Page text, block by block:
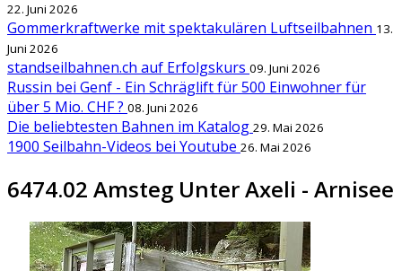
22. Juni 2026
Gommerkraftwerke mit spektakulären Luftseilbahnen 13.
Juni 2026
standseilbahnen.ch auf Erfolgskurs 09. Juni 2026
Russin bei Genf - Ein Schräglift für 500 Einwohner für
über 5 Mio. CHF ? 08. Juni 2026
Die beliebtesten Bahnen im Katalog 29. Mai 2026
1900 Seilbahn-Videos bei Youtube 26. Mai 2026
6474.02 Amsteg Unter Axeli - Arnisee